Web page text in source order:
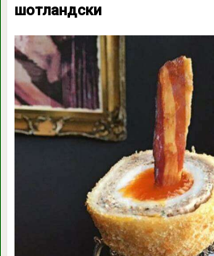
шотландски